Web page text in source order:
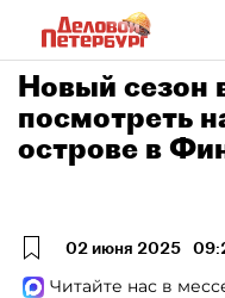
Новый сезон
посмотреть
острове в
02 июня 2025
Читайте нас в